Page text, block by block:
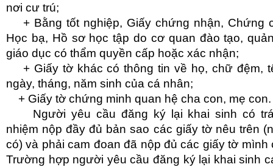
nơi cư trú;
+ Bằng tốt nghiệp, Giấy chứng nhận, Chứng
Học bạ, Hồ sơ học tập do cơ quan đào tạo,
giáo dục có thẩm quyền cấp hoặc xác nhận;
+ Giấy tờ khác có thông tin về họ, chữ đệm,
ngày, tháng, năm sinh của cá nhân;
+ Giấy tờ chứng minh quan hệ cha con, mẹ con.
Người yêu cầu đăng ký lại khai sinh có
nhiệm nộp đầy đủ bản sao các giấy tờ nêu trên
có) và phải cam đoan đã nộp đủ các giấy tờ mình
Trường hợp người yêu cầu đăng ký lại khai sinh